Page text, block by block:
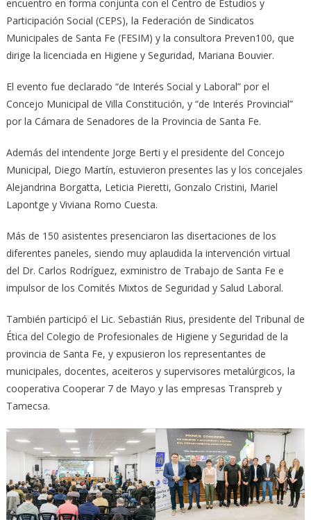
encuentro en forma conjunta con el Centro de Estudios y
Participación Social (CEPS), la Federación de Sindicatos
Municipales de Santa Fe (FESIM) y la consultora Preven100, que
dirige la licenciada en Higiene y Seguridad, Mariana Bouvier.
El evento fue declarado “de Interés Social y Laboral” por el
Concejo Municipal de Villa Constitución, y “de Interés Provincial”
por la Cámara de Senadores de la Provincia de Santa Fe.
Además del intendente Jorge Berti y el presidente del Concejo
Municipal, Diego Martín, estuvieron presentes las y los concejales
Alejandrina Borgatta, Leticia Pieretti, Gonzalo Cristini, Mariel
Lapontge y Viviana Romo Cuesta.
Más de 150 asistentes presenciaron las disertaciones de los
diferentes paneles, siendo muy aplaudida la intervención virtual
del Dr. Carlos Rodríguez, exministro de Trabajo de Santa Fe e
impulsor de los Comités Mixtos de Seguridad y Salud Laboral.
También participó el Lic. Sebastián Rius, presidente del Tribunal de
Ética del Colegio de Profesionales de Higiene y Seguridad de la
provincia de Santa Fe, y expusieron los representantes de
municipales, docentes, aceiteros y supervisores metalúrgicos, la
cooperativa Cooperar 7 de Mayo y las empresas Transpreb y
Tamecsa.